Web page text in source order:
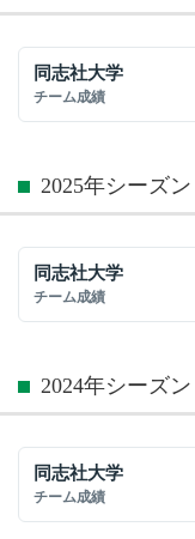
同志社大学
チーム成績
2025年シーズン
同志社大学
チーム成績
2024年シーズン
同志社大学
チーム成績